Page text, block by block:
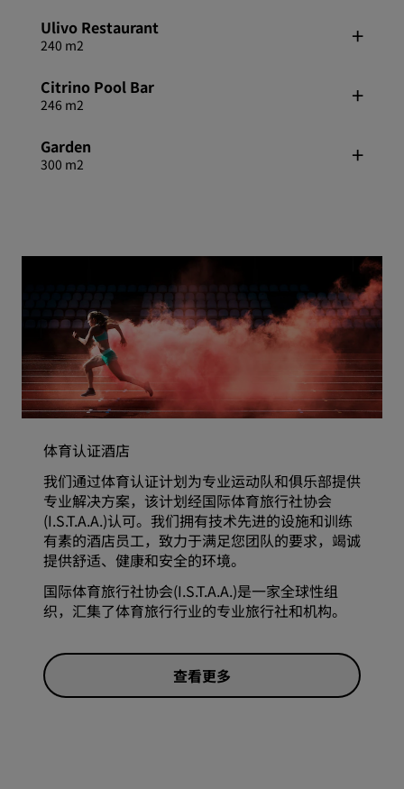
Ulivo Restaurant
240 m2
Citrino Pool Bar
246 m2
Garden
300 m2
体育认证酒店
我们通过体育认证计划为专业运动队和俱乐部提供
专业解决方案，该计划经国际体育旅行社协会
(I.S.T.A.A.)认可。我们拥有技术先进的设施和训练
有素的酒店员工，致力于满足您团队的要求，竭诚
提供舒适、健康和安全的环境。
国际体育旅行社协会(I.S.T.A.A.)是一家全球性组
织，汇集了体育旅行行业的专业旅行社和机构。
查看更多